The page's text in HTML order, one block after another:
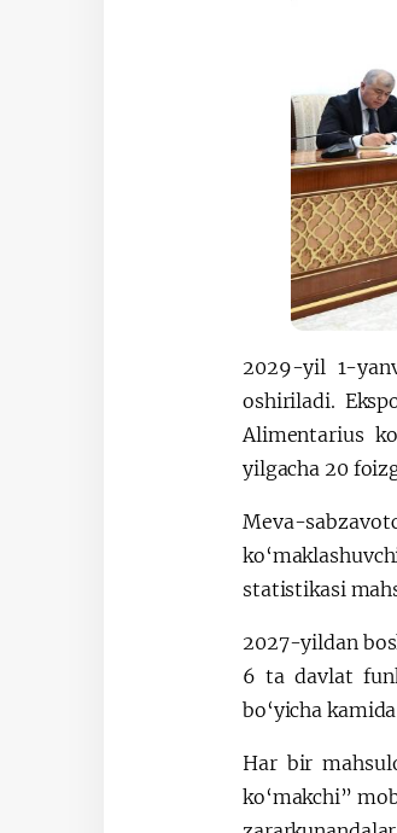
2029-yil 1-
oshiriladi.
Alimentarius
yilgacha 20
Meva-
statistikasi
2027-yildan
6 ta davlat
bo‘yicha
Har bir
ko‘makchi”